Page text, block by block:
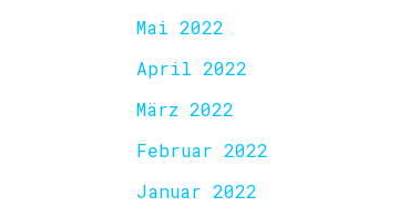
Mai 2022
April 2022
März 2022
Februar 2022
Januar 2022